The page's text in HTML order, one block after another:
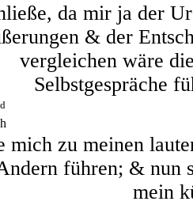
da mir ja der
& der
vergleichen wäre
Selbstgespräche
mich zu meinen
führen; & nun
mein